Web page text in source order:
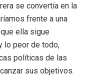
se convertía en la
frente a una
ella sigue
lo peor de todo,
políticas de las
sus objetivos.